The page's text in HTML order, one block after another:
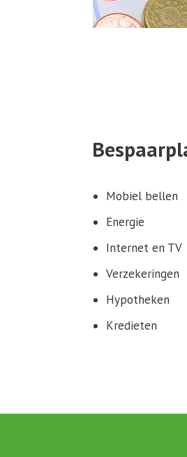
Mobiel bellen
Energie
Internet en TV
Verzekeringen
Hypotheken
Kredieten